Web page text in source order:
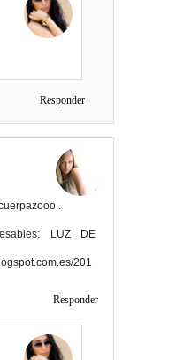
Responder
LUZ DE
201
Responder